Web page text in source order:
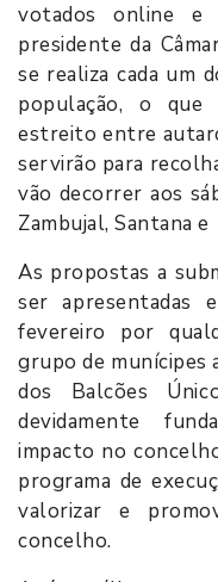
votados online
presidente da
se realiza cada um
população, o
estreito entre
servirão para
vão decorrer aos
Zambujal, Santana
As propostas a
ser
fevereiro por
grupo de munícipes
dos Balcões
devidamente
impacto no
programa de
valorizar e
concelho.